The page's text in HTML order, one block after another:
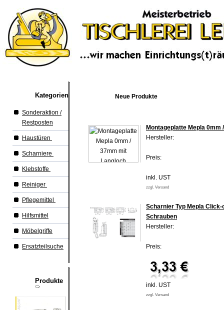
Kategorien
Sonderaktion /
Restposten
Haustüren
Scharniere
Klebstoffe
Reiniger
Pflegemittel
Hilfsmittel
Möbelgriffe
Ersatzteilsuche
Produkte
Neue Produkte
Montageplatte Mepla 0mm
Hersteller:
Preis:
inkl. UST
zzgl. Versand
Scharnier Typ Mepla
Schrauben
Hersteller:
Preis:
inkl. UST
zzgl. Versand